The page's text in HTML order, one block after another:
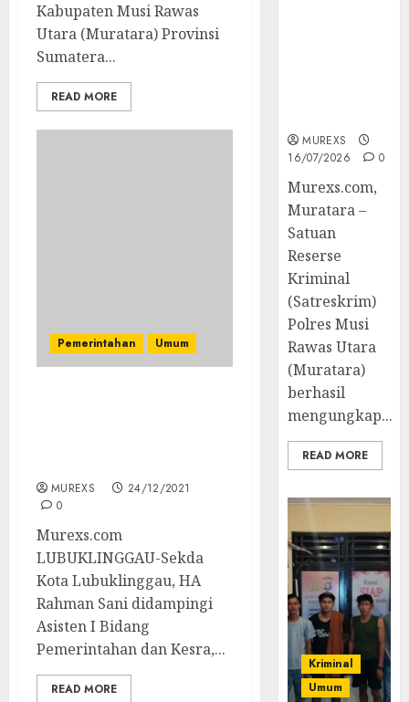
Kabupaten Musi Rawas
Utara (Muratara) Provinsi
Sumatera...
READ MORE
Pemerintahan Umum
MUREXS
24/12/2021
0
Murexs.com
LUBUKLINGGAU-Sekda
Kota Lubuklinggau, HA
Rahman Sani didampingi
Asisten I Bidang
Pemerintahan dan Kesra,...
READ MORE
MUREXS
16/07/2026
0
Murexs.com,
Muratara –
Satuan
Reserse
Kriminal
(Satreskrim)
Polres Musi
Rawas Utara
(Muratara)
berhasil
mengungkap...
READ MORE
Kriminal
Umum